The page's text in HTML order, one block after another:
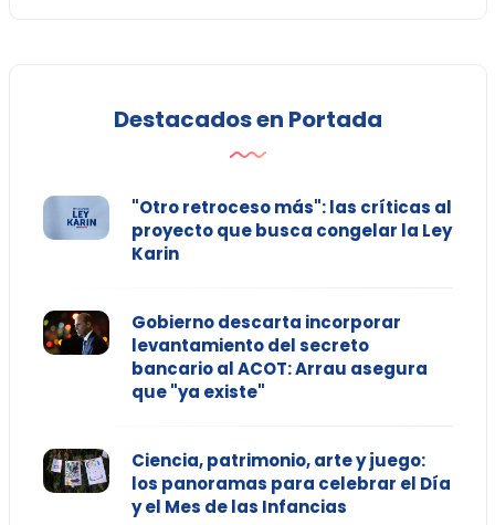
Destacados en Portada
"Otro retroceso más": las críticas al
proyecto que busca congelar la Ley
Karin
Gobierno descarta incorporar
levantamiento del secreto
bancario al ACOT: Arrau asegura
que "ya existe"
Ciencia, patrimonio, arte y juego:
los panoramas para celebrar el Día
y el Mes de las Infancias